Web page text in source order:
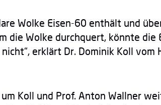
Wolke Eisen-60 enthält und
die Wolke durchquert, könnte die
erklärt Dr. Dominik Koll
Koll und Prof. Anton Wallner